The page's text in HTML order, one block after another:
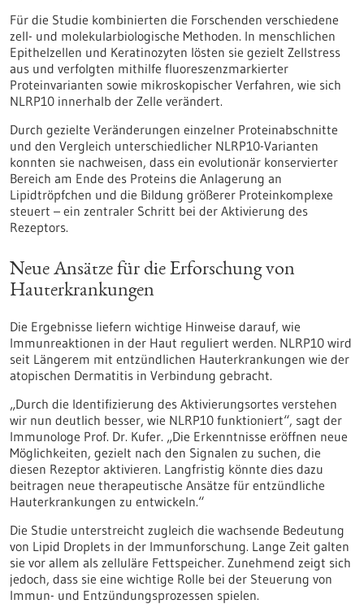
Für die Studie kombinierten die Forschenden verschiedene
zell- und molekularbiologische Methoden. In menschlichen
Epithelzellen und Keratinozyten lösten sie gezielt Zellstress
aus und verfolgten mithilfe fluoreszenzmarkierter
Proteinvarianten sowie mikroskopischer Verfahren, wie sich
NLRP10 innerhalb der Zelle verändert.
Durch gezielte Veränderungen einzelner Proteinabschnitte
und den Vergleich unterschiedlicher NLRP10-Varianten
konnten sie nachweisen, dass ein evolutionär konservierter
Bereich am Ende des Proteins die Anlagerung an
Lipidtröpfchen und die Bildung größerer Proteinkomplexe
steuert – ein zentraler Schritt bei der Aktivierung des
Rezeptors.
Neue Ansätze für die Erforschung von
Hauterkrankungen
Die Ergebnisse liefern wichtige Hinweise darauf, wie
Immunreaktionen in der Haut reguliert werden. NLRP10 wird
seit Längerem mit entzündlichen Hauterkrankungen wie der
atopischen Dermatitis in Verbindung gebracht.
„Durch die Identifizierung des Aktivierungsortes verstehen
wir nun deutlich besser, wie NLRP10 funktioniert“, sagt der
Immunologe Prof. Dr. Kufer. „Die Erkenntnisse eröffnen neue
Möglichkeiten, gezielt nach den Signalen zu suchen, die
diesen Rezeptor aktivieren. Langfristig könnte dies dazu
beitragen neue therapeutische Ansätze für entzündliche
Hauterkrankungen zu entwickeln.“
Die Studie unterstreicht zugleich die wachsende Bedeutung
von Lipid Droplets in der Immunforschung. Lange Zeit galten
sie vor allem als zelluläre Fettspeicher. Zunehmend zeigt sich
jedoch, dass sie eine wichtige Rolle bei der Steuerung von
Immun- und Entzündungsprozessen spielen.